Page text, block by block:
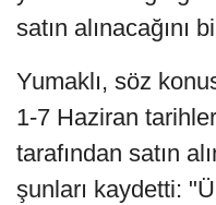
satın alınacağını
Yumaklı, söz
1-7 Haziran
tarafından satın
şunları kaydetti: